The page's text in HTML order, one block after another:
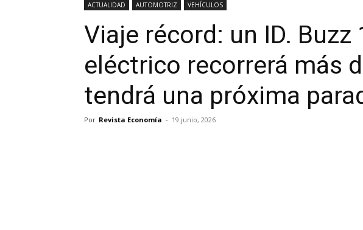
ACTUALIDAD AUTOMOTRIZ VEHÍCULOS
Viaje récord: un ID. Buzz
eléctrico recorrerá más
tendrá una próxima
Por Revista Economía - 19 junio, 2026